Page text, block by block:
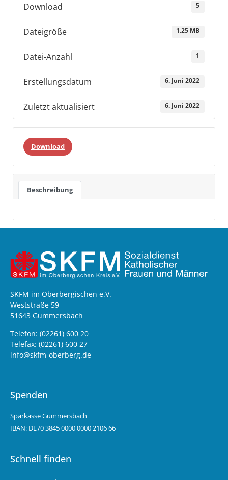
Download 5
Dateigröße 1.25 MB
Datei-Anzahl 1
Erstellungsdatum 6. Juni 2022
Zuletzt aktualisiert 6. Juni 2022
Download
Beschreibung
SKFM im Oberbergischen e.V.
Weststraße 59
51643 Gummersbach
Telefon: (02261) 600 20
Telefax: (02261) 600 27
info@skfm-oberberg.de
Spenden
Sparkasse Gummersbach
IBAN: DE70 3845 0000 0000 2106 66
Schnell finden